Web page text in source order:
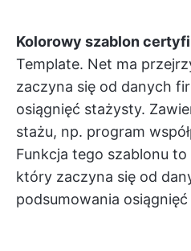
Kolorowy szablon
Template. Net ma
zaczyna się od danych
osiągnięć stażysty.
stażu, np. program
Funkcja tego szablonu to
który zaczyna się od
podsumowania